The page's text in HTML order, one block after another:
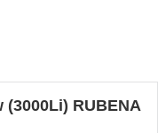
RUBENA